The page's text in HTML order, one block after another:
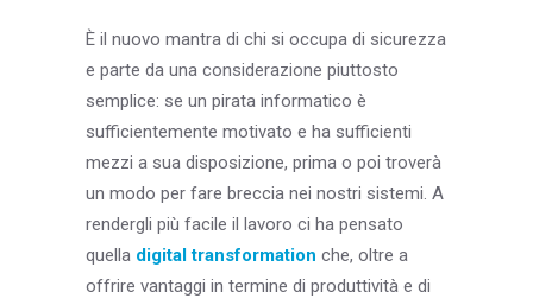
È il nuovo mantra di chi si occupa di sicurezza
e parte da una considerazione piuttosto
semplice: se un pirata informatico è
sufficientemente motivato e ha sufficienti
mezzi a sua disposizione, prima o poi troverà
un modo per fare breccia nei nostri sistemi. A
rendergli più facile il lavoro ci ha pensato
quella digital transformation che, oltre a
offrire vantaggi in termine di produttività e di